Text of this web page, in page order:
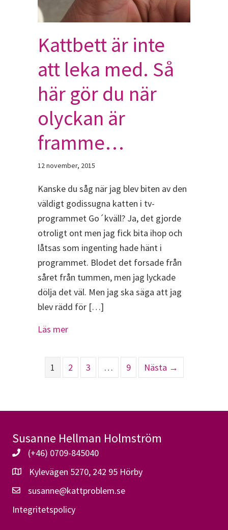
Kattbett är inte
att leka med. Så
här gör du när
olyckan är
framme…
12 november, 2015
Kanske du såg när jag blev biten av den
väldigt godissugna katten i tv-
programmet Go´kväll? Ja, det gjorde
otroligt ont men jag fick bita ihop och
låtsas som ingenting hade hänt i
programmet. Blodet det forsade från
såret från tummen, men jag lyckade
dölja det väl. Men jag ska säga att jag
blev rädd för […]
Läs merabout Kattbett är inte att leka med. Så
1 2 3 … 9 Nästa →
Susanne Hellman Holmström
(+46) 0709-845040
Kylevägen 5270, 242 95 Hörby
susanne@kattproblem.se
Integritetspolicy